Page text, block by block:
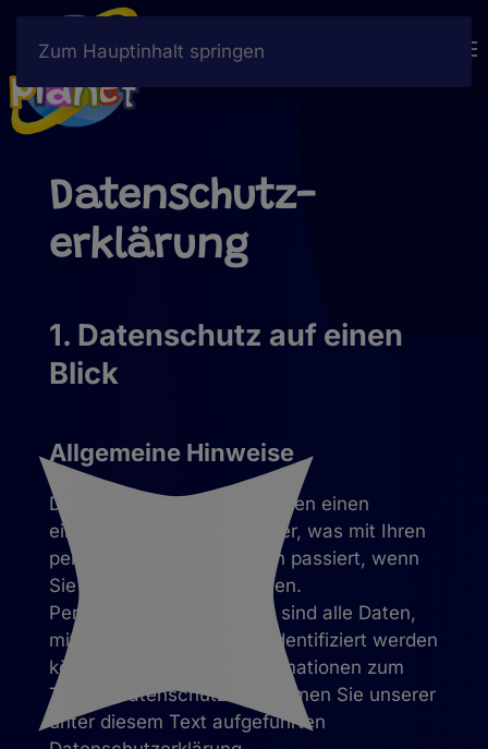
Zum Hauptinhalt springen
Datenschutz­
erklärung
1. Datenschutz auf einen
Blick
Allgemeine Hinweise
Die folgenden Hinweise geben einen
einfachen Überblick darüber, was mit Ihren
personenbezogenen Daten passiert, wenn
Sie diese Website besuchen.
Personenbezogene Daten sind alle Daten,
mit denen Sie persönlich identifiziert werden
können. Ausführliche Informationen zum
Thema Datenschutz entnehmen Sie unserer
unter diesem Text aufgeführten